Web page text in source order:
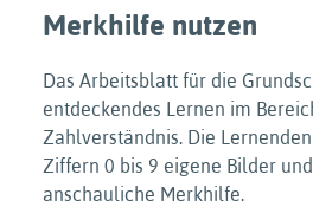
Merkhilfe nutzen
Das Arbeitsblatt für die
entdeckendes Lernen im
Zahlverständnis. Die
Ziffern 0 bis 9 eigene Bilder
anschauliche Merkhilfe.